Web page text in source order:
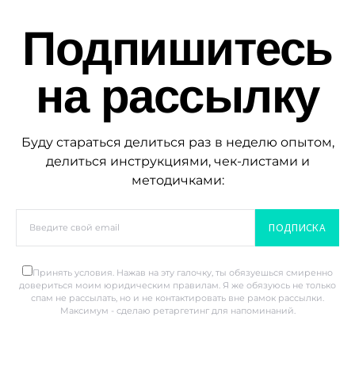
Подпишитесь
на рассылку
Буду стараться делиться раз в неделю опытом,
делиться инструкциями, чек-листами и
методичками:
ПОДПИСКА
Принять условия. Нажав на эту галочку, ты обязуешься смиренно
довериться моим юридическим правилам. Я же обязуюсь не только
спам не рассылать, но и не контактировать вне рамок рассылки.
Максимум - сделаю ретаргетинг для напоминаний.